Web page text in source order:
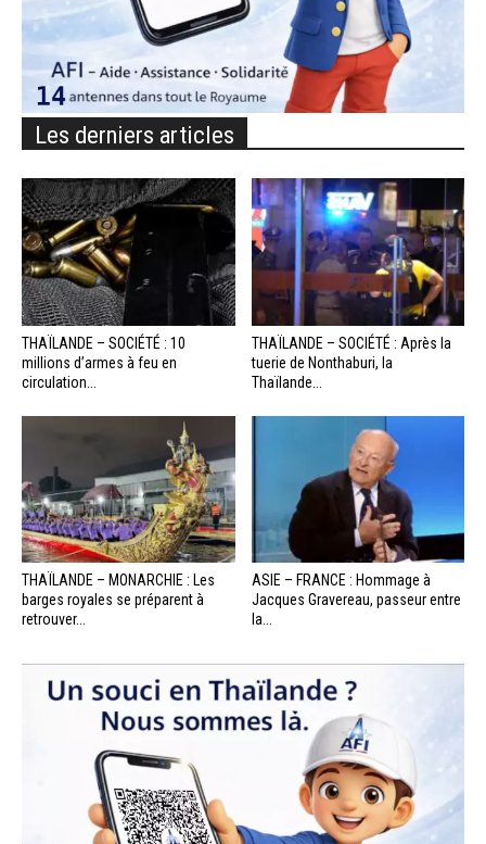
Les derniers articles
THAÏLANDE – SOCIÉTÉ : 10
millions d’armes à feu en
circulation...
THAÏLANDE – SOCIÉTÉ : Après la
tuerie de Nonthaburi, la
Thaïlande...
THAÏLANDE – MONARCHIE : Les
barges royales se préparent à
retrouver...
ASIE – FRANCE : Hommage à
Jacques Gravereau, passeur entre
la...